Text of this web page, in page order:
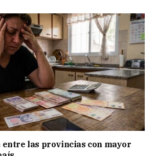
las provincias con mayor